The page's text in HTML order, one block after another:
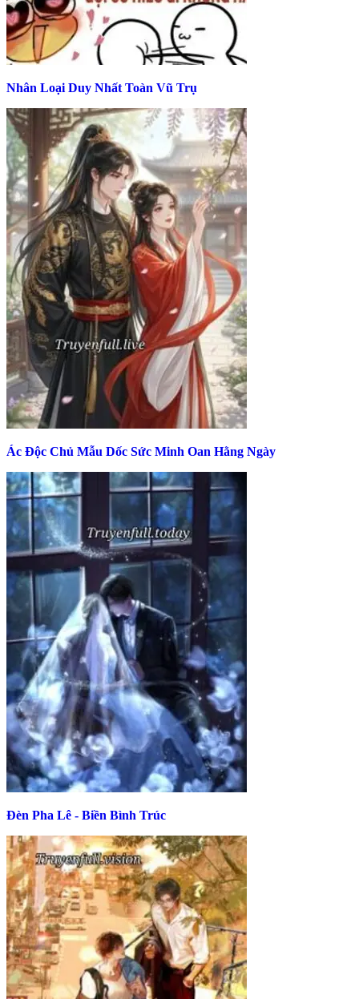
Nhân Loại Duy Nhất Toàn Vũ Trụ
Ác Độc Chủ Mẫu Dốc Sức Minh Oan Hằng Ngày
Đèn Pha Lê - Biền Bình Trúc